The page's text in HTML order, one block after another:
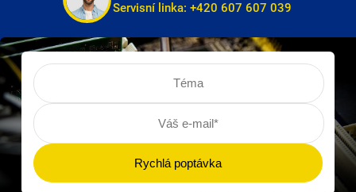
Servisní linka:+420 607 607 039